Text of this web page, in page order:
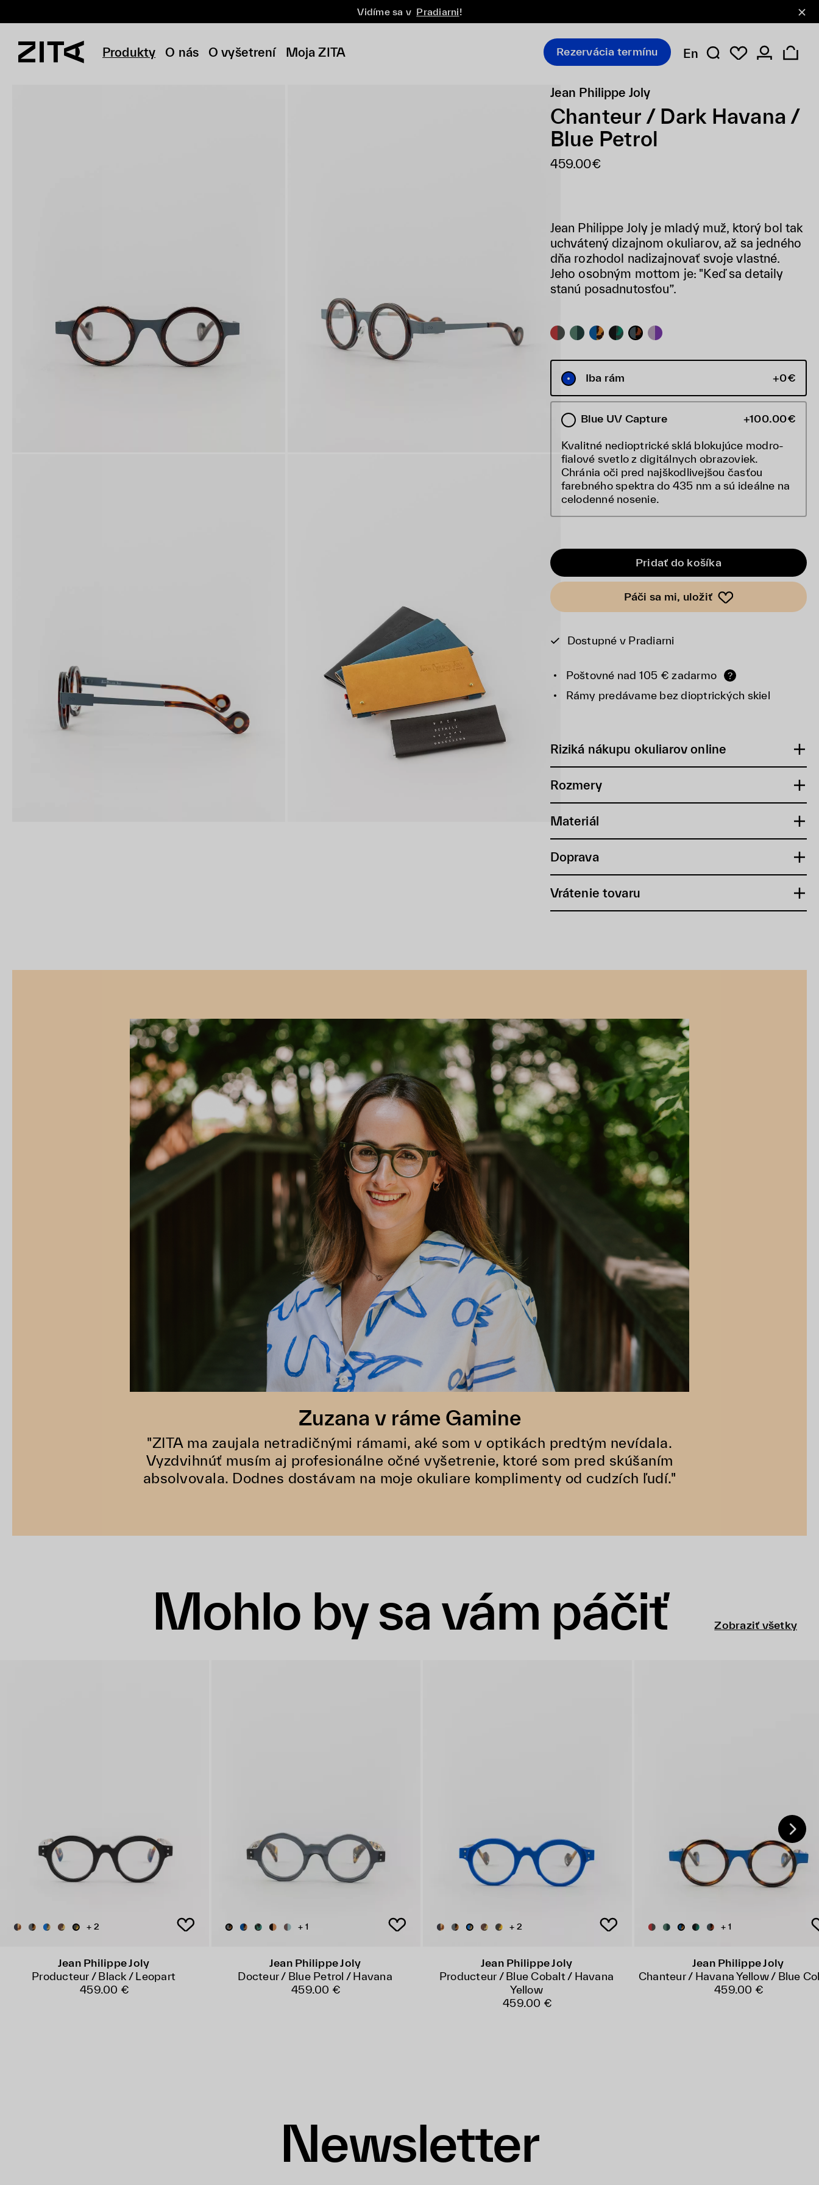
Vidíme sa v Pradiarni!
Produkty O nás O vyšetrení Moja ZITA Rezervácia termínu En
Jean Philippe Joly
Chanteur / Dark Havana /
Blue Petrol
459.00€
Jean Philippe Joly je mladý muž, ktorý bol tak
uchvátený dizajnom okuliarov, až sa jedného
dňa rozhodol nadizajnovať svoje vlastné.
Jeho osobným mottom je: "Keď sa detaily
stanú posadnutosťou”.
Iba rám +0€
Blue UV Capture +100.00€
Kvalitné nedioptrické sklá blokujúce modro-
fialové svetlo z digitálnych obrazoviek.
Chránia oči pred najškodlivejšou časťou
farebného spektra do 435 nm a sú ideálne na
celodenné nosenie.
Pridať do košíka
Páči sa mi, uložiť
Dostupné v Pradiarni
Poštovné nad 105 € zadarmo ?
Rámy predávame bez dioptrických skiel
Riziká nákupu okuliarov online
Rozmery
Materiál
Doprava
Vrátenie tovaru
Zuzana v ráme Gamine
"ZITA ma zaujala netradičnými rámami, aké som v optikách predtým nevídala.
Vyzdvihnúť musím aj profesionálne očné vyšetrenie, ktoré som pred skúšaním
absolvovala. Dodnes dostávam na moje okuliare komplimenty od cudzích ľudí."
Mohlo by sa vám páčiť Zobraziť všetky
+ 2
Jean Philippe Joly
Producteur / Black / Leopart
459.00 €
+ 1
Jean Philippe Joly
Docteur / Blue Petrol / Havana
459.00 €
+ 2
Jean Philippe Joly
Producteur / Blue Cobalt / Havana
Yellow
459.00 €
+ 1
Jean Philippe Joly
Chanteur / Havana Yellow / Blue
459.00 €
Newsletter